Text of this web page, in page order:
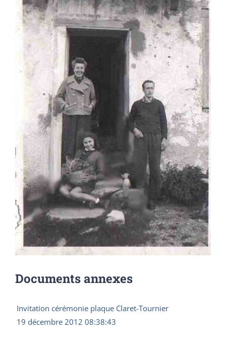
Documents annexes
Invitation cérémonie plaque Claret-Tournier
19 décembre 2012 08:38:43